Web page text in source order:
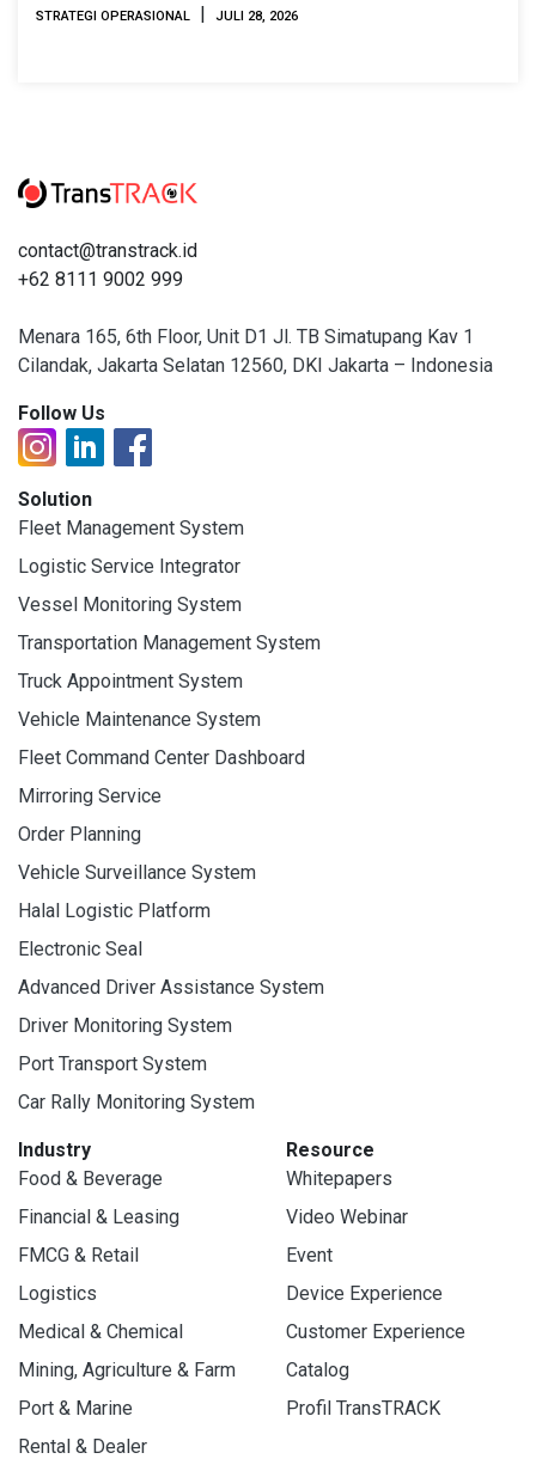
STRATEGI OPERASIONAL | JULI 28, 2026
contact@transtrack.id
+62 8111 9002 999
Menara 165, 6th Floor, Unit D1 Jl. TB Simatupang Kav 1
Cilandak, Jakarta Selatan 12560, DKI Jakarta – Indonesia
Follow Us
Solution
Fleet Management System
Logistic Service Integrator
Vessel Monitoring System
Transportation Management System
Truck Appointment System
Vehicle Maintenance System
Fleet Command Center Dashboard
Mirroring Service
Order Planning
Vehicle Surveillance System
Halal Logistic Platform
Electronic Seal
Advanced Driver Assistance System
Driver Monitoring System
Port Transport System
Car Rally Monitoring System
Industry
Food & Beverage
Financial & Leasing
FMCG & Retail
Logistics
Medical & Chemical
Mining, Agriculture & Farm
Port & Marine
Rental & Dealer
Resource
Whitepapers
Video Webinar
Event
Device Experience
Customer Experience
Catalog
Profil TransTRACK